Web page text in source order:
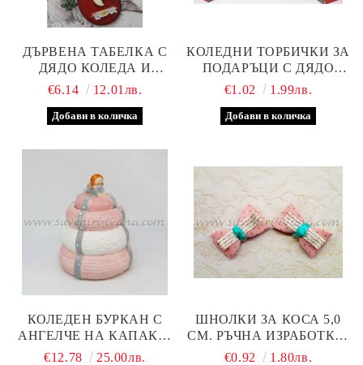
ДЪРВЕНА ТАБЕЛКА С
ДЯДО КОЛЕДА И
НАДПИС 'MERRY
€6.14 12.01лв.
КОЛЕДНИ ТОРБИЧКИ ЗА
ПОДАРЪЦИ С ДЯДО
КОЛЕДА 21,5 Х 28,0 Х
€1.02 1.99лв.
КОЛЕДЕН БУРКАН С
АНГЕЛЧЕ НА КАПАКА,
МОДЕЛ ЕДНО
€12.78 25.00лв.
ШНОЛКИ ЗА КОСА 5,0
СМ. РЪЧНА ИЗРАБОТКА,
КОМПЛЕКТ 2 БРОЯ
€0.92 1.80лв.